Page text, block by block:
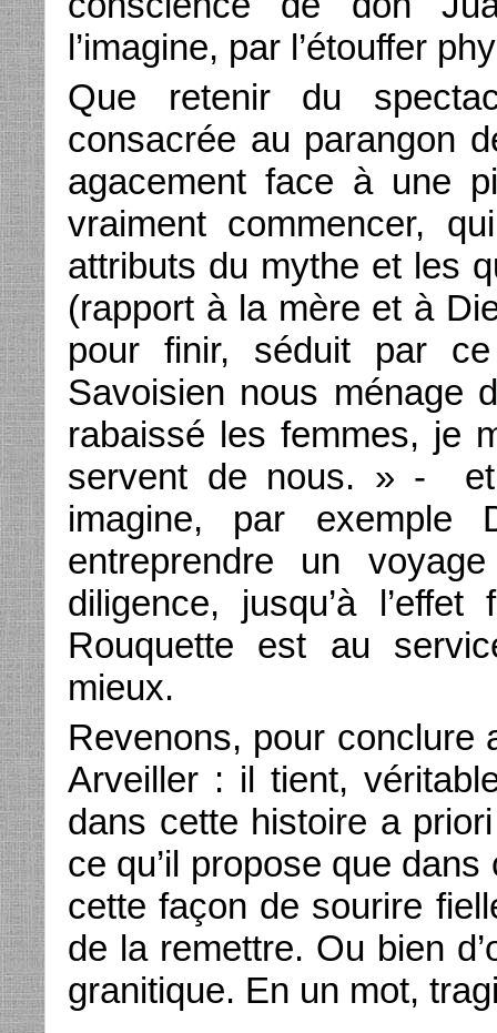
l’imagine, par l’étouffer
Que retenir du
consacrée au parangon
agacement face à une
vraiment commencer,
attributs du mythe et les
(rapport à la mère et à
pour finir, séduit par ce
Savoisien nous ménage
rabaissé les femmes, je
servent de nous. » - et
imagine, par
entreprendre un
diligence, jusqu’à
Rouquette est au
mieux.
Revenons, pour conclure
Arveiller : il tient,
dans cette histoire a
ce qu’il propose que
cette façon de sourire
de la remettre. Ou bien
granitique. En un mot,